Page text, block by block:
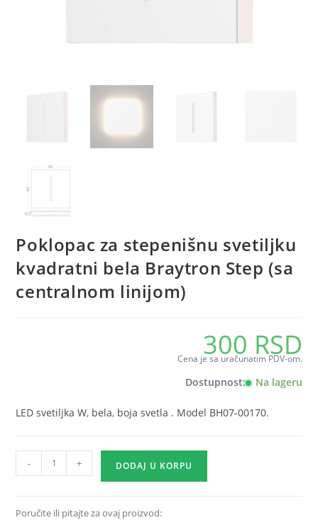
Poklopac za stepenišnu svetiljku
kvadratni bela Braytron Step (sa
centralnom linijom)
300 RSD
Cena je sa uračunatim PDV-om.
Dostupnost: Na lageru
LED svetiljka W, bela, boja svetla . Model BH07-00170.
Poklopac
za
svetiljku
- + DODAJ U KORPU
Poručite ili pitajte za ovaj proizvod: